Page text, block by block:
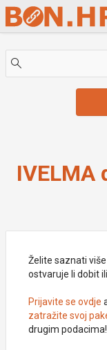
Skip to Main Content
IVELMA
Želite saznati
ostvaruje li dobit
Prijavite se ovdje
zatražite svoj
drugim podacima!